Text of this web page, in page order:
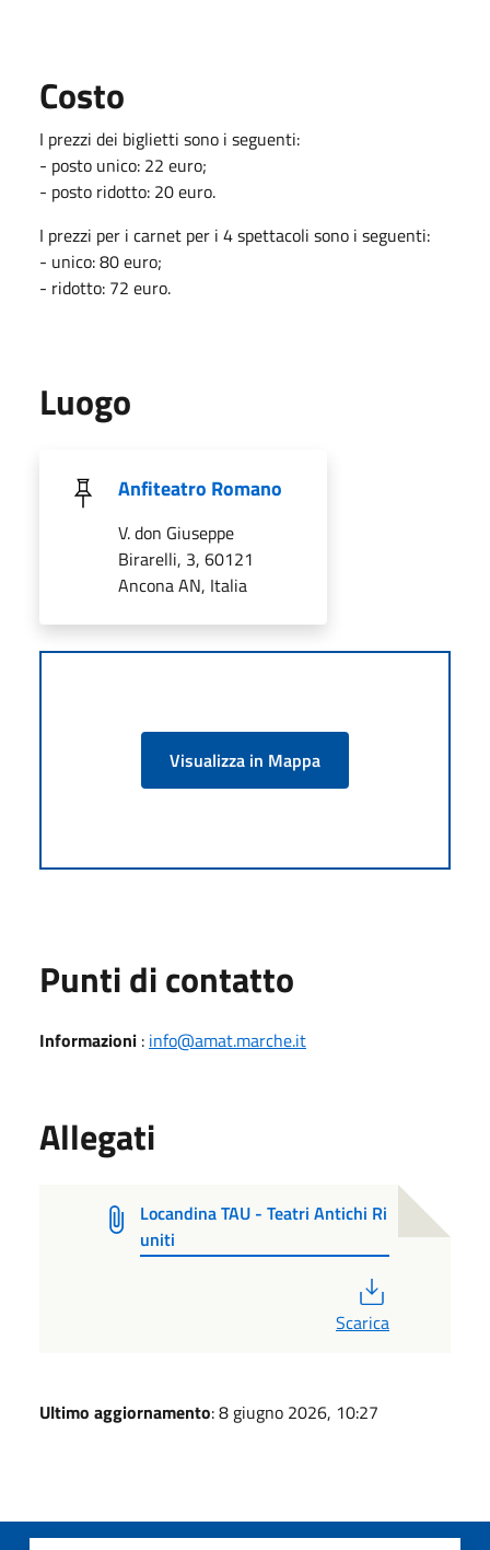
Costo
I prezzi dei biglietti sono i seguenti:
- posto unico: 22 euro;
- posto ridotto: 20 euro.
I prezzi per i carnet per i 4 spettacoli sono i seguenti:
- unico: 80 euro;
- ridotto: 72 euro.
Luogo
Anfiteatro Romano
V. don Giuseppe
Birarelli, 3, 60121
Ancona AN, Italia
Visualizza in Mappa
Punti di contatto
Informazioni : info@amat.marche.it
Allegati
Locandina TAU - Teatri Antichi Ri
uniti
Scarica
Ultimo aggiornamento: 8 giugno 2026, 10:27